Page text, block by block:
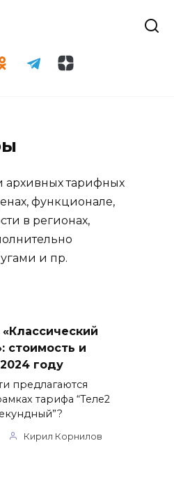
архивных тарифных
функционале,
в регионах,
и пр.
стоимость и
году
предлагаются
тарифа “Теле2
Кирил Корнилов